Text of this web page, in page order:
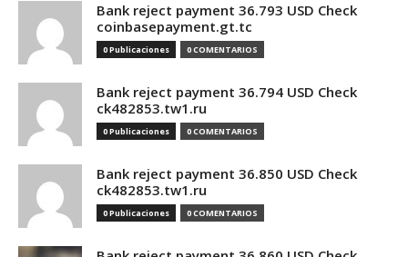
Bank reject payment 36.793 USD Check
coinbasepayment.gt.tc
0 Publicaciones 0 COMENTARIOS
Bank reject payment 36.794 USD Check
ck482853.tw1.ru
0 Publicaciones 0 COMENTARIOS
Bank reject payment 36.850 USD Check
ck482853.tw1.ru
0 Publicaciones 0 COMENTARIOS